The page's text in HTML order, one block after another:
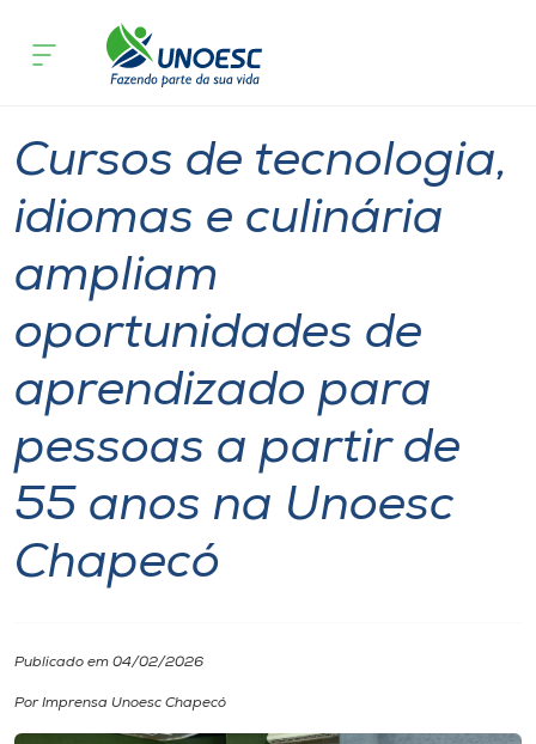
Cursos
Pesquisa
Atendimento ao Estudante
Portal de Ensino
Unoesc
Internacionalização
Diplomados
Cultura
Extensão
Cursos de tecnologia,
idiomas e culinária
ampliam
oportunidades de
aprendizado para
pessoas a partir de
55 anos na Unoesc
Chapecó
Publicado em 04/02/2026
Por Imprensa Unoesc Chapecó